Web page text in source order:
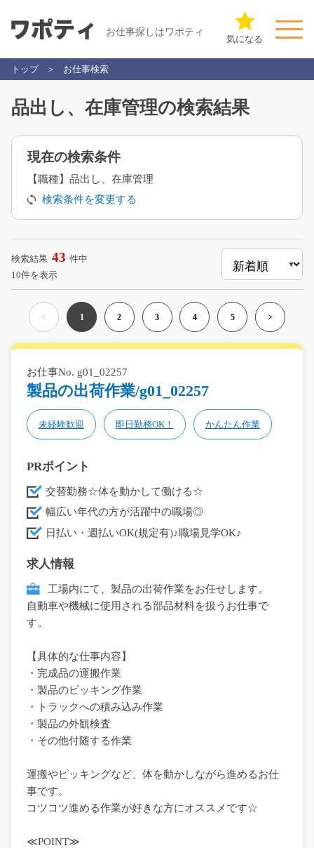
お仕事探しはワポティ
気になる
トップ お仕事検索
品出し、在庫管理の検索結果
現在の検索条件
【職種】品出し、在庫管理
検索条件を変更する
検索結果 43 件中
10件を表示
< 1 2 3 4 5 >
お仕事No. g01_02257
製品の出荷作業/g01_02257
未経験歓迎 即日勤務OK！ かんたん作業
PRポイント
交替勤務☆体を動かして働ける☆
幅広い年代の方が活躍中の職場◎
日払い・週払いOK(規定有)♪職場見学OK♪
求人情報
工場内にて、製品の出荷作業をお任せします。
自動車や機械に使用される部品材料を扱うお仕事で
す。
【具体的な仕事内容】
・完成品の運搬作業
・製品のピッキング作業
・トラックへの積み込み作業
・製品の外観検査
・その他付随する作業
運搬やピッキングなど、体を動かしながら進めるお仕
事です。
コツコツ進める作業が好きな方にオススメです☆
≪POINT≫